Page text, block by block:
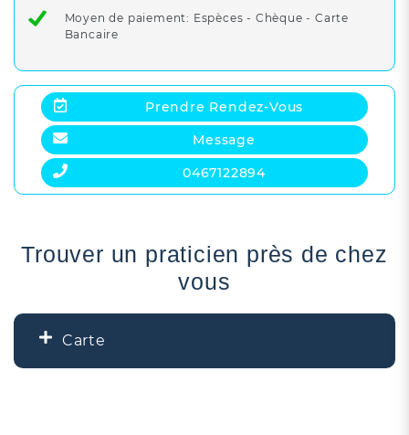
Moyen de paiement: Espèces - Chèque - Carte
Bancaire
Prendre Rendez-Vous
Message
0467122894
Trouver un praticien près de chez
vous
Carte